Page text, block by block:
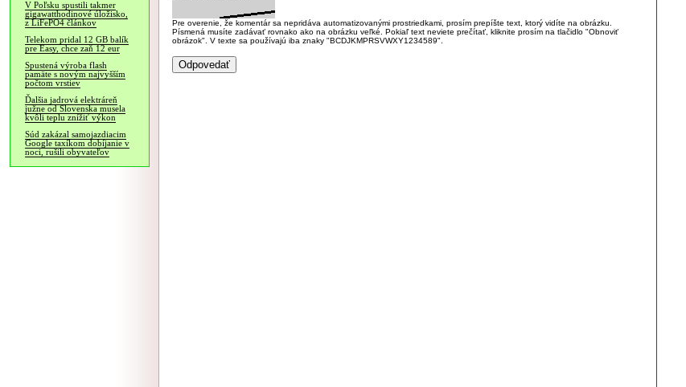
V Poľsku spustili takmer
gigawatthodinové úložisko,
z LiFePO4 článkov
Telekom pridal 12 GB balík
pre Easy, chce zaň 12 eur
Spustená výroba flash
pamäte s novým najvyšším
počtom vrstiev
Ďalšia jadrová elektráreň
južne od Slovenska musela
kvôli teplu znížiť výkon
Súd zakázal samojazdiacim
Google taxíkom dobíjanie v
noci, rušili obyvateľov
Pre overenie, že komentár sa nepridáva automatizovanými prostriedkami, prosím prepíšte text, ktorý vidíte na obrázku.
Písmená musíte zadávať rovnako ako na obrázku veľké. Pokiaľ text neviete prečítať, kliknite prosím na tlačidlo "Obnoviť
obrázok". V texte sa používajú iba znaky "BCDJKMPRSVWXY1234589".